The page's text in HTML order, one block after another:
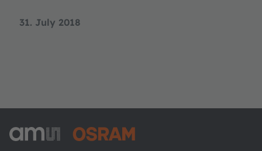
31. July 2018